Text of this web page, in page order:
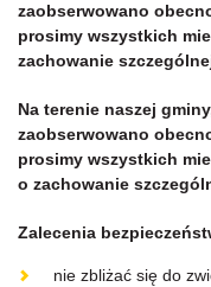
zaobserwowano
prosimy wszystkich
zachowanie
Na terenie naszej
zaobserwowano
prosimy wszystkich
o zachowanie
Zalecenia
nie zbliżać się do